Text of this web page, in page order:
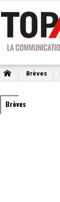
Brèves
Brèves